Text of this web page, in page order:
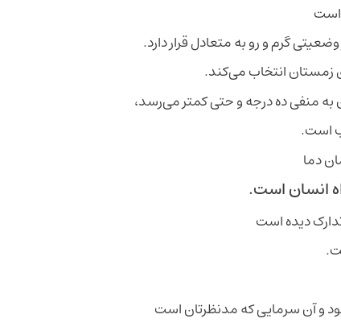
است
گرم و رو به متعادل قرار دارد.
زمستان انتخاب می‌کند.
منفی ده درجه و حتی کمتر می‌رسد،
دما
انسان است.
دیده است
و آن سرمایی که مدنظرتان است